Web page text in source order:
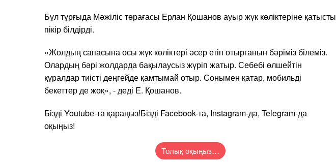
Бұл тұрғыда Мәжіліс төрағасы Ерлан Қошанов ауыр жүк көліктеріне қатысты
пікір білдірді.
«Жолдың сапасына осы жүк көліктері әсер етіп отырғанын бәріміз білеміз.
Олардың бәрі жолдарда бақылаусыз жүріп жатыр. Себебі өлшейтін
құралдар тиісті деңгейде қамтымай отыр. Сонымен қатар, мобильді
бекеттер де жоқ», - деді Е. Қошанов.
Бізді Youtubе-та қараңыз!Бізді Facebook-та, Instagram-да, Telegram-да
оқыңыз!
Толық оқыңыз…